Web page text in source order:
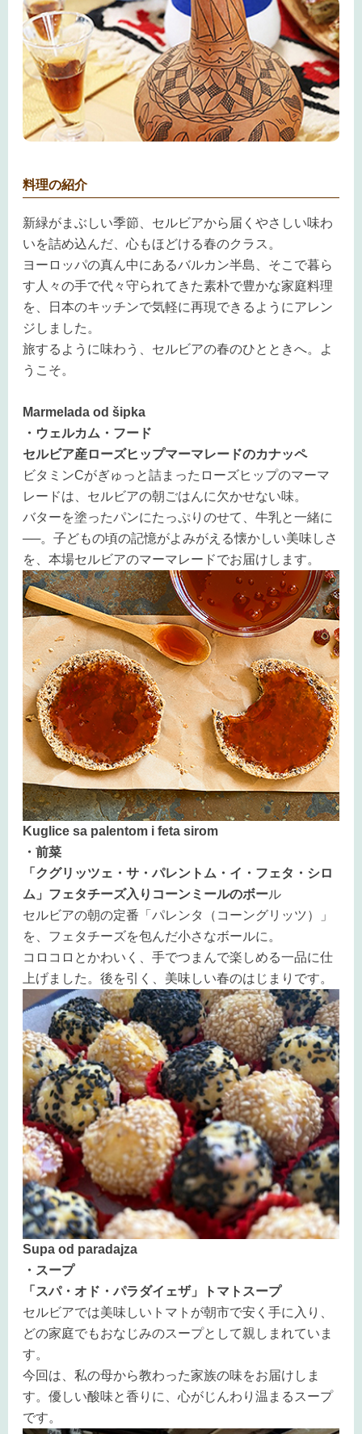
料理の紹介
新緑がまぶしい季節、セルビアから届くやさしい味わ
いを詰め込んだ、心もほどける春のクラス。
ヨーロッパの真ん中にあるバルカン半島、そこで暮ら
す人々の手で代々守られてきた素朴で豊かな家庭料理
を、日本のキッチンで気軽に再現できるようにアレン
ジしました。
旅するように味わう、セルビアの春のひとときへ。よ
うこそ。
Marmelada od šipka
・ウェルカム・フード
セルビア産ローズヒップマーマレードのカナッペ
ビタミンCがぎゅっと詰まったローズヒップのマーマ
レードは、セルビアの朝ごはんに欠かせない味。
バターを塗ったパンにたっぷりのせて、牛乳と一緒に
──。子どもの頃の記憶がよみがえる懐かしい美味しさ
を、本場セルビアのマーマレードでお届けします。
Kuglice sa palentom i feta sirom
・前菜
「クグリッツェ・サ・パレントム・イ・フェタ・シロ
ム」フェタチーズ入りコーンミールのボール
セルビアの朝の定番「パレンタ（コーングリッツ）」
を、フェタチーズを包んだ小さなボールに。
コロコロとかわいく、手でつまんで楽しめる一品に仕
上げました。後を引く、美味しい春のはじまりです。
Supa od paradajza
・スープ
「スパ・オド・パラダイェザ」トマトスープ
セルビアでは美味しいトマトが朝市で安く手に入り、
どの家庭でもおなじみのスープとして親しまれていま
す。
今回は、私の母から教わった家族の味をお届けしま
す。優しい酸味と香りに、心がじんわり温まるスープ
です。